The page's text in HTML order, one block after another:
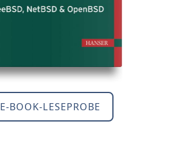
E-BOOK-LESEPROBE